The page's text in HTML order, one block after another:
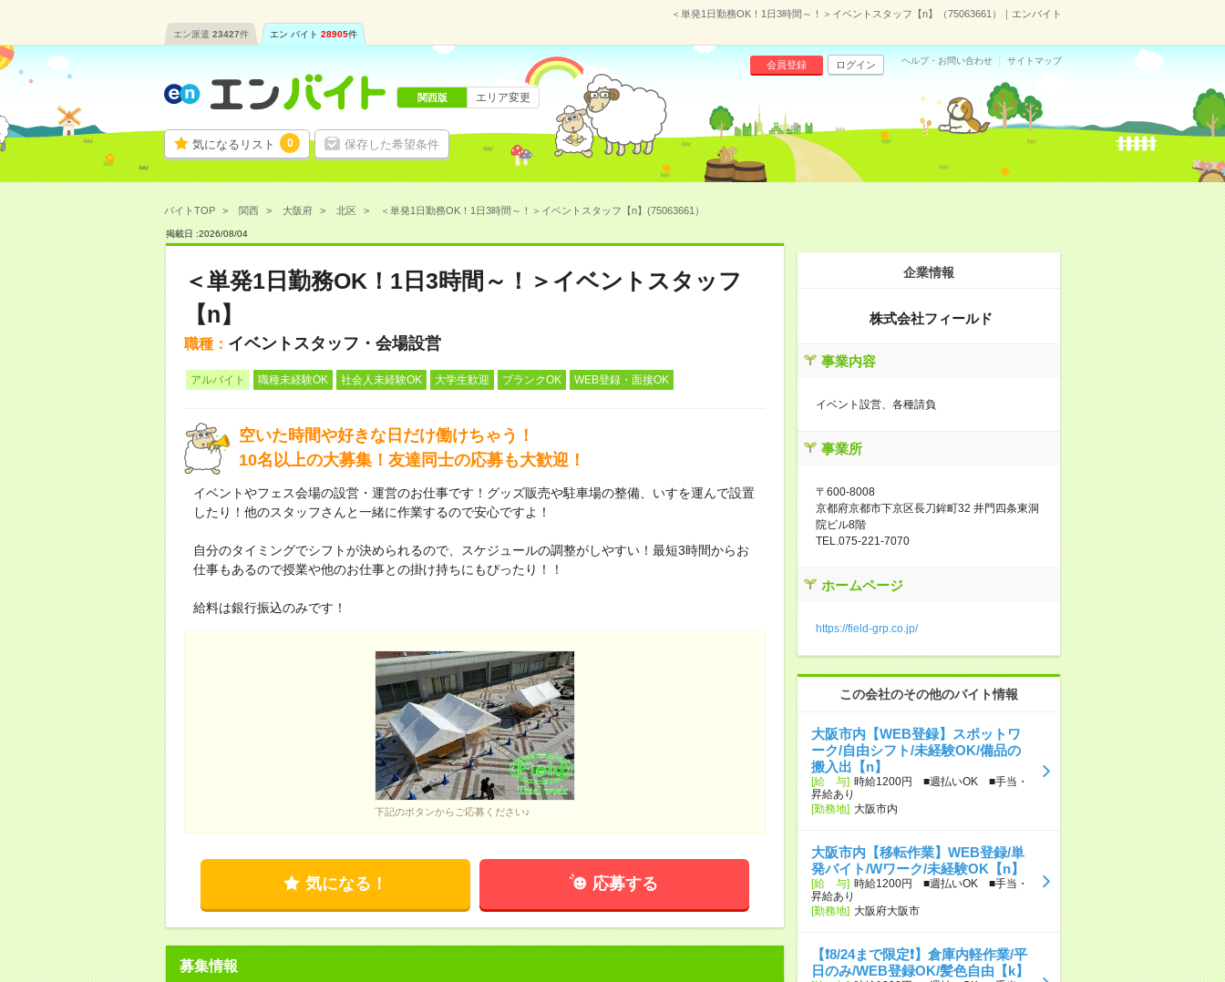
＜単発1日勤務OK！1日3時間～！＞イベントスタッフ【n】（75063661）｜エンバイト
エン派遣 23427件 エン バイト 28905件
気になるリスト 0 保存した希望条件
会員登録 ログイン ヘルプ・お問い合わせ サイトマップ
関西版 エリア変更
バイトTOP 関西 大阪府 北区 ＜単発1日勤務OK！1日3時間～！＞イベントスタッフ【n】(75063661）
掲載日 :2026/08/04
＜単発1日勤務OK！1日3時間～！＞イベントスタッフ
【n】
職種： イベントスタッフ・会場設営
アルバイト 職種未経験OK 社会人未経験OK 大学生歓迎 ブランクOK WEB登録・面接OK
空いた時間や好きな日だけ働けちゃう！
10名以上の大募集！友達同士の応募も大歓迎！
イベントやフェス会場の設営・運営のお仕事です！グッズ販売や駐車場の整備、いすを運んで設置
したり！他のスタッフさんと一緒に作業するので安心ですよ！
自分のタイミングでシフトが決められるので、スケジュールの調整がしやすい！最短3時間からお
仕事もあるので授業や他のお仕事との掛け持ちにもぴったり！！
給料は銀行振込のみです！
下記のボタンからご応募ください♪
気になる！ 応募する
募集情報
企業情報
株式会社フィールド
事業内容
イベント設営、各種請負
事業所
〒600-8008
京都府京都市下京区長刀鉾町32 井門四条東洞
院ビル8階
TEL.075-221-7070
ホームページ
https://field-grp.co.jp/
この会社のその他のバイト情報
大阪市内【WEB登録】スポットワ
ーク/自由シフト/未経験OK/備品の
搬入出【n】
[給 与] 時給1200円 ■週払いOK ■手当・
昇給あり
[勤務地] 大阪市内
大阪市内【移転作業】WEB登録/単
発バイト/Wワーク/未経験OK【n】
[給 与] 時給1200円 ■週払いOK ■手当・
昇給あり
[勤務地] 大阪府大阪市
【❗8/24まで限定❗】倉庫内軽作業/平
日のみ/WEB登録OK/髪色自由【k】